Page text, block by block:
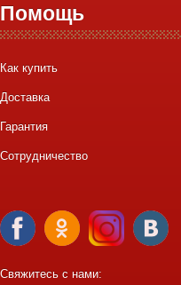
Помощь
Как купить
Доставка
Гарантия
Сотрудничество
Свяжитесь с нами: